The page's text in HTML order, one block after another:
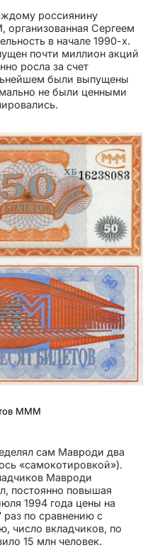
россиянину
Сергеем
в начале 1990-х.
почти миллион акций
росла за счет
были выпущены
не были ценными
МММ
сам Мавроди два
«самокотировкой»).
Мавроди
постоянно повышая
1994 года цены на
по сравнению с
число вкладчиков, по
15 млн человек.